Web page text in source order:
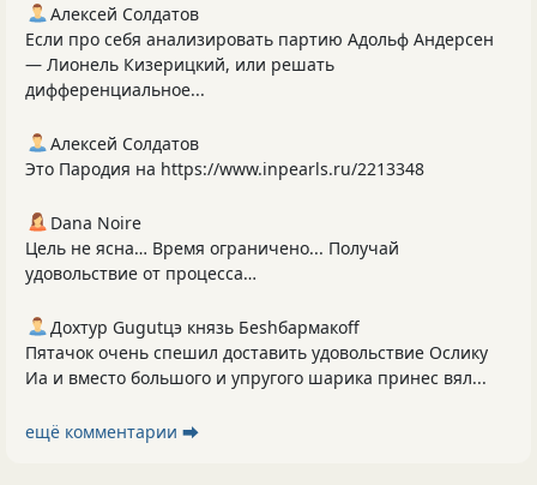
Алексей Солдатов
Если про себя анализировать партию Адольф Андерсен
— Лионель Кизерицкий, или решать
дифференциальное...
Алексей Солдатов
Это Пародия на https://www.inpearls.ru/2213348
Dana Noire
Цель не ясна… Время ограничено... Получай
удовольствие от процесса…
Дохтур Gugutцэ князь Беshбармакоff
Пятачок очень спешил доставить удовольствие Ослику
Иа и вместо большого и упругого шарика принес вял...
ещё комментарии ⮕